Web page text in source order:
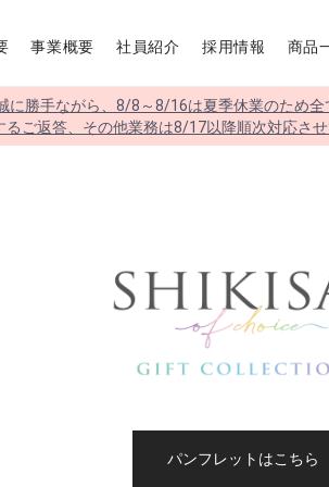
事業概要 社員紹介 採用情報 商品
に勝手ながら、8/8～8/16は夏季休業のため
るご返答、その他業務は8/17以降順次対応さ
パンフレットはこちら